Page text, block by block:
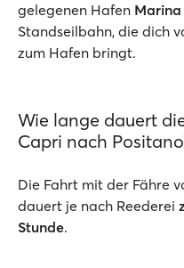
gelegenen Hafen
Standseilbahn, die dich
zum Hafen bringt.
Wie lange dauert
Capri nach
Die Fahrt mit der Fähre
dauert je nach Reederei
Stunde.